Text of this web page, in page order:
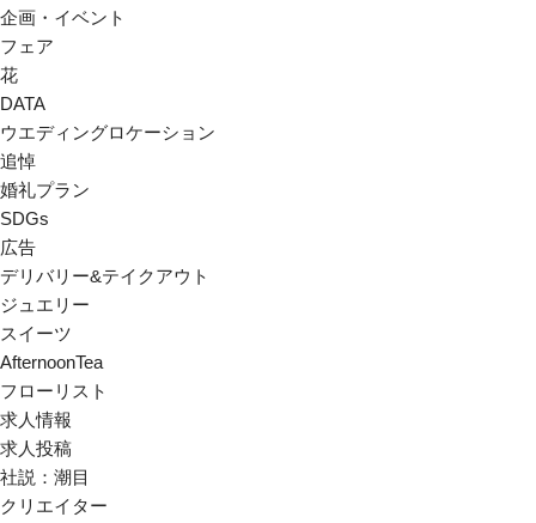
企画・イベント
フェア
花
DATA
ウエディングロケーション
追悼
婚礼プラン
SDGs
広告
デリバリー&テイクアウト
ジュエリー
スイーツ
AfternoonTea
フローリスト
求人情報
求人投稿
社説：潮目
クリエイター